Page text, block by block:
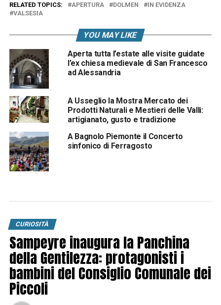
RELATED TOPICS: APERTURA DOLMEN
IN EVIDENZA
VALSESIA
YOU MAY LIKE
Aperta tutta l’estate alle visite guidate
l’ex chiesa medievale di San Francesco
ad Alessandria
A Usseglio la Mostra Mercato dei
Prodotti Naturali e Mestieri delle Valli:
artigianato, gusto e tradizione
A Bagnolo Piemonte il Concerto
sinfonico di Ferragosto
CURIOSITÀ
Sampeyre inaugura la Panchina
della Gentilezza: protagonisti i
bambini del Consiglio Comunale dei
Piccoli